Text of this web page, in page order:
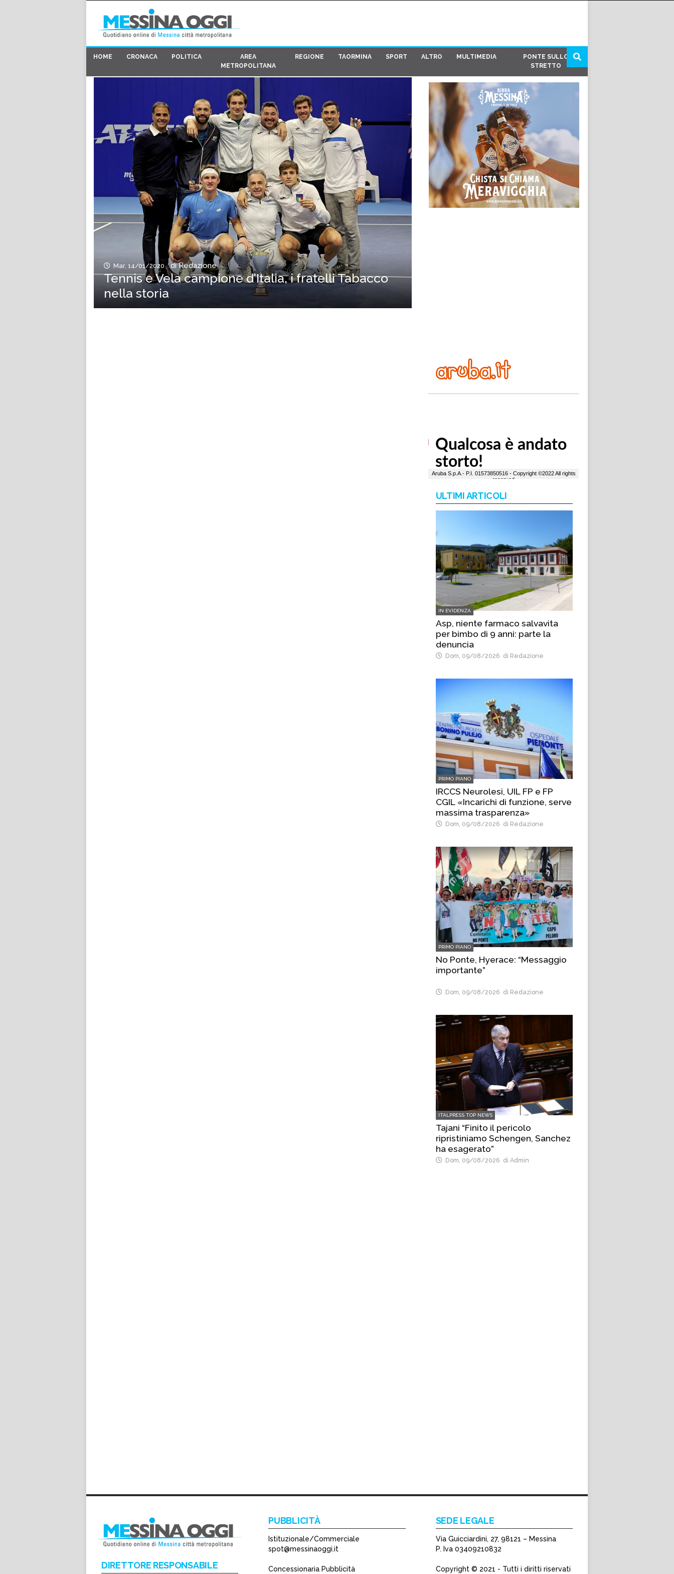
HOME CRONACA POLITICA
AREA
METROPOLITANA
REGIONE TAORMINA SPORT ALTRO MULTIMEDIA
PONTE SULLO
STRETTO
Mar, 14/01/2020 di Redazione
Tennis e Vela campione d’Italia, i fratelli Tabacco
nella storia
ULTIMI ARTICOLI
IN EVIDENZA
Asp, niente farmaco salvavita
per bimbo di 9 anni: parte la
denuncia
Dom, 09/08/2026 di Redazione
PRIMO PIANO
IRCCS Neurolesi, UIL FP e FP
CGIL «Incarichi di funzione, serve
massima trasparenza»
Dom, 09/08/2026 di Redazione
PRIMO PIANO
No Ponte, Hyerace: “Messaggio
importante”
Dom, 09/08/2026 di Redazione
ITALPRESS TOP NEWS
Tajani “Finito il pericolo
ripristiniamo Schengen, Sanchez
ha esagerato”
Dom, 09/08/2026 di Admin
DIRETTORE RESPONSABILE
PUBBLICITÀ
Istituzionale/Commerciale
spot@messinaoggi.it
Concessionaria Pubblicità
SEDE LEGALE
Via Guicciardini, 27, 98121 – Messina
P. Iva 03409210832
Copyright © 2021 - Tutti i diritti riservati